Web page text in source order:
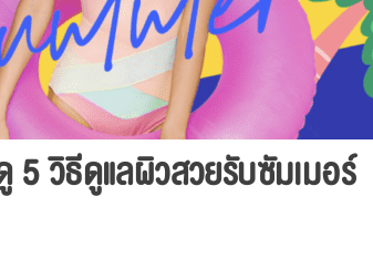
วิธีดูแลผิวสวยรับซัมเมอร์